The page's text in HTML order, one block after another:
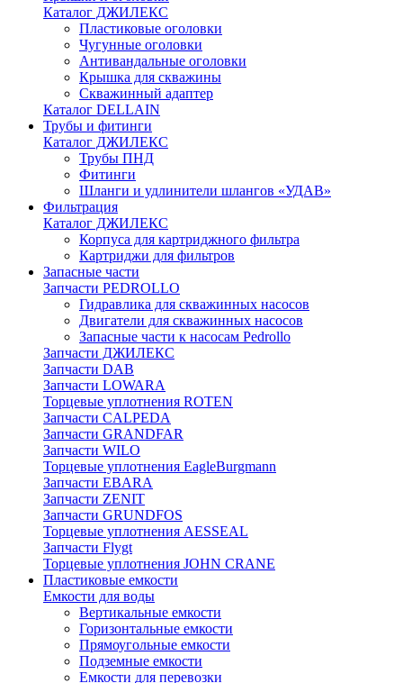
Каталог ДЖИЛЕКС
Пластиковые оголовки
Чугунные оголовки
Антивандальные оголовки
Крышка для скважины
Скважинный адаптер
Каталог DELLAIN
Трубы и фитинги
Каталог ДЖИЛЕКС
Трубы ПНД
Фитинги
Шланги и удлинители шлангов «УДАВ»
Фильтрация
Каталог ДЖИЛЕКС
Корпуса для картриджного фильтра
Картриджи для фильтров
Запасные части
Запчасти PEDROLLO
Гидравлика для скважинных насосов
Двигатели для скважинных насосов
Запасные части к насосам Pedrollo
Запчасти ДЖИЛЕКС
Запчасти DAB
Запчасти LOWARA
Торцевые уплотнения ROTEN
Запчасти CALPEDA
Запчасти GRANDFAR
Запчасти WILO
Торцевые уплотнения EagleBurgmann
Запчасти EBARA
Запчасти ZENIT
Запчасти GRUNDFOS
Торцевые уплотнения AESSEAL
Запчасти Flygt
Торцевые уплотнения JOHN CRANE
Пластиковые емкости
Емкости для воды
Вертикальные емкости
Горизонтальные емкости
Прямоугольные емкости
Подземные емкости
Емкости для перевозки